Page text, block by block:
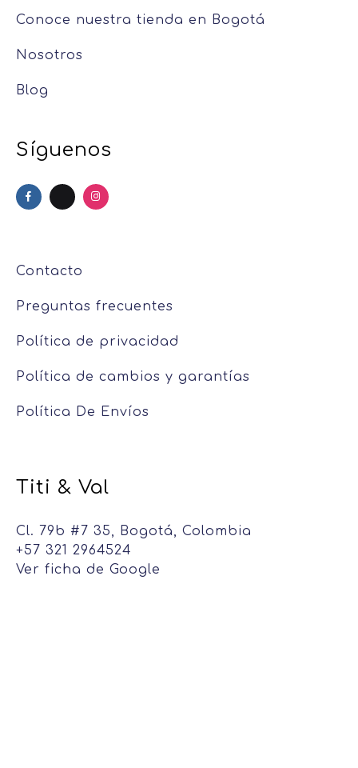
Conoce nuestra tienda en Bogotá
Nosotros
Blog
Síguenos
Contacto
Preguntas frecuentes
Política de privacidad
Política de cambios y garantías
Política De Envíos
Titi & Val
Cl. 79b #7 35, Bogotá, Colombia
+57 321 2964524
Ver ficha de Google